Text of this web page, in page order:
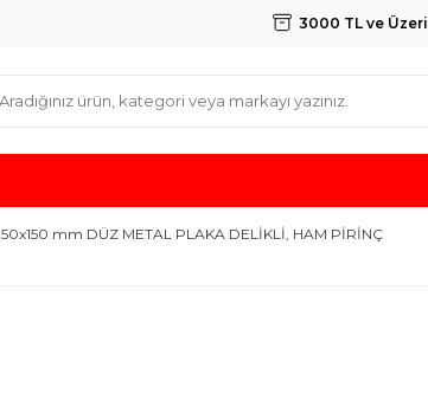
3000 TL ve Üzeri
50x150 mm DÜZ METAL PLAKA DELİKLİ, HAM PİRİNÇ